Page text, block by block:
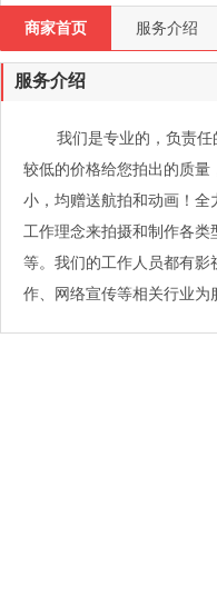
商家首页 服务介绍
服务介绍
我们是专业的，负责
较低的价格给您拍出的质
小，均赠送航拍和动画！
工作理念来拍摄和制作各
等。我们的工作人员都有
作、网络宣传等相关行业为